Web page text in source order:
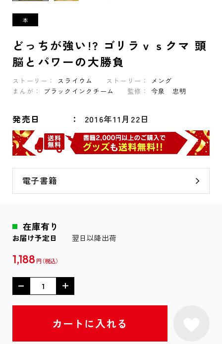
どっちが強い!? ゴリラｖｓクマ 頭
脳とパワーの大勝負
ストーリー： スライウム ストーリー：
メング
まんが：
ブラックインクチーム 監修： 今泉 忠明
発売日 2016年11月22日
電子書籍
在庫有り
お届け予定日 翌日以降出荷
1,188 円